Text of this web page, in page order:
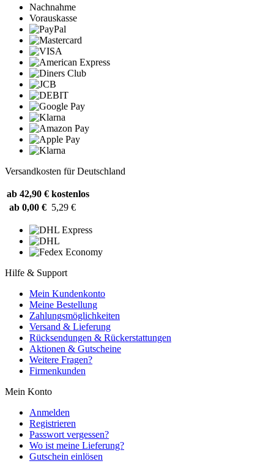
Nachnahme
Vorauskasse
Versandkosten für Deutschland
ab 42,90 € kostenlos
ab 0,00 € 5,29 €
Hilfe & Support
Mein Kundenkonto
Meine Bestellung
Zahlungsmöglichkeiten
Versand & Lieferung
Rücksendungen & Rückerstattungen
Aktionen & Gutscheine
Weitere Fragen?
Firmenkunden
Mein Konto
Anmelden
Registrieren
Passwort vergessen?
Wo ist meine Lieferung?
Gutschein einlösen